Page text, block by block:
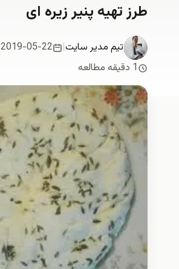
طرز تهیه پنیر زیره ای
تیم مدیر سایت|
2019-05-22
1 دقیقه مطالعه